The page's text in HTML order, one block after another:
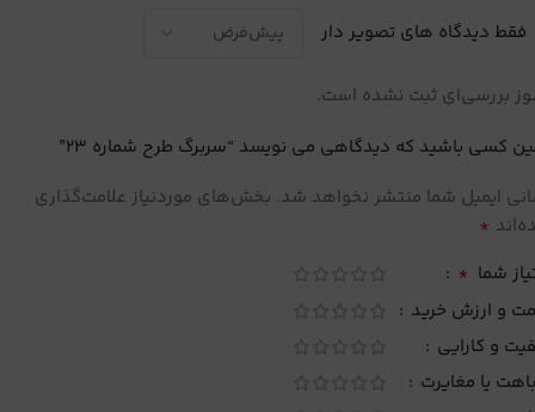
فقط دیدگاه های تصویر دار
بررسی‌ای ثبت نشده است.
کسی باشید که دیدگاهی می نویسد “سربرگ طرح شماره 23”
ایمیل شما منتشر نخواهد شد. بخش‌های موردنیاز علامت‌گذاری
*
شما *
و ارزش خرید
و کارایی
یا مغایرت